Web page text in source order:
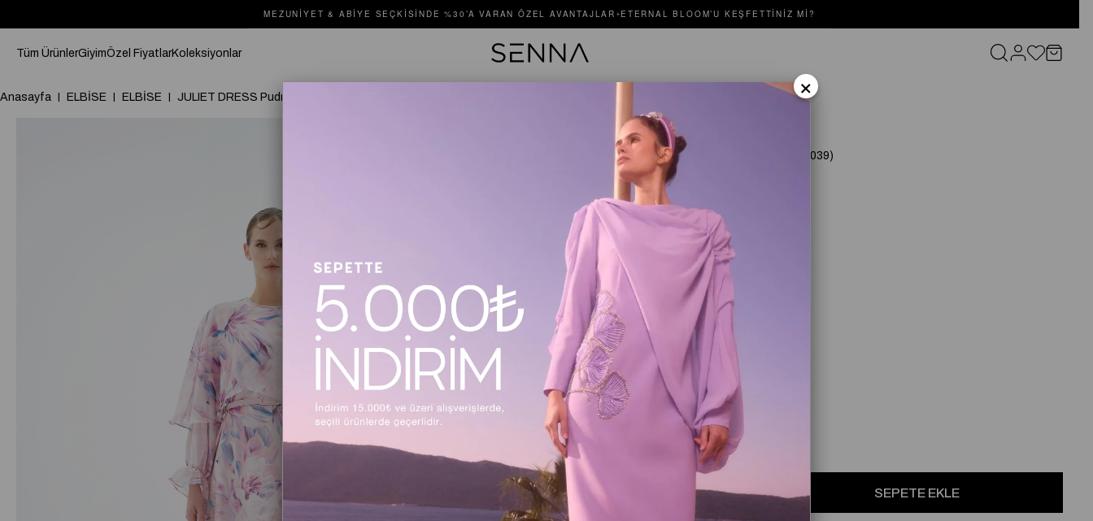
MEZUNIYET & ABIYE SEÇKISINDE %30’A VARAN ÖZEL AVANTAJLAR ✦ ETERNAL BLOOM’U KEŞFETTINIZ MI?
Tüm ÜrünlerGiyimÖzel FiyatlarKoleksiyonlar
Anasayfa ELBİSE ELBİSE JULIET DRESS Pudra
JULIET DRESS Pudra
Stok Kodu (SD252052030039)
$375.00
Pudra
Beden
1
Beden Tablosu
×